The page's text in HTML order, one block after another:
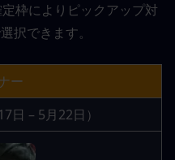
枠によりピックアップ対
択できます。
ー
日 – 5月22日）